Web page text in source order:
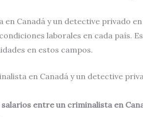
Canadá y un detective privado
laborales en cada país.
en estos campos.
en Canadá y un detective
entre un criminalista en